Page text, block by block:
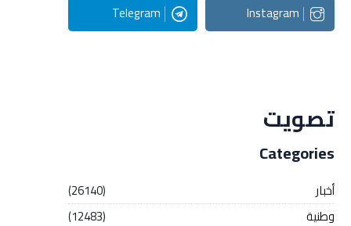
Instagram
Telegram
تصويت
Categories
أخبار
(26140)
وطنية
(12483)